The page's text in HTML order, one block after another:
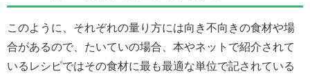
このように、それぞれの量り方には向き不向きの食材や場
合があるので、たいていの場合、本やネットで紹介されて
いるレシピではその食材に最も最適な単位で記されている